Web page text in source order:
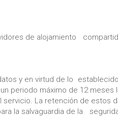
de alojamiento
y en virtud de lo
periodo máximo de 12 meses
La retención de estos
la salvaguardia de la